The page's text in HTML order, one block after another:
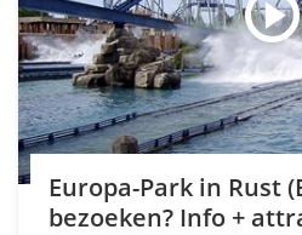
Europa-Park in Rust
bezoeken? Info +